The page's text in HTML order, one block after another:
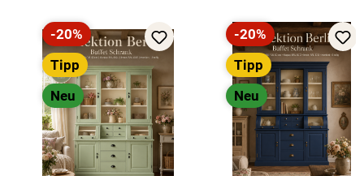
Rabatt
-20%
Tipp
Neu
Rabatt
-20%
Tipp
Neu